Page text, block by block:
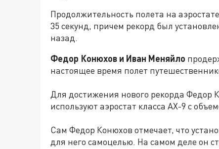
Продолжительность полета на
35 секунд, причем рекорд был
назад.
Федор Конюхов и Иван Меняйло
настоящее время полет
Для достижения нового рекорда
используют аэростат класса AX-9 с
Сам Федор Конюхов отмечает, что
для него самоцелью. На самом деле он